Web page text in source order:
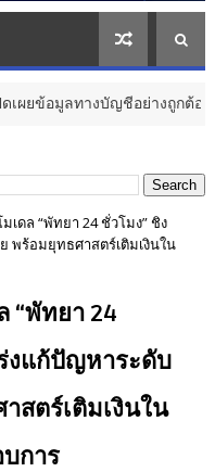
อย่างถูกต้อง ระวังการนำ
เดล “พัทยา 24 ชั่วโมง” ชิง
พร้อมยุทธศาสตร์เติมเงินใน
“พัทยา 24
งแก้ปัญหาระดับ
สตร์เติมเงินใน
การ